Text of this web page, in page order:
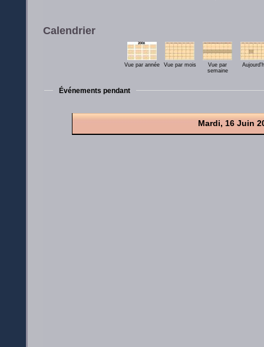
Calendrier
Vue par année Vue par mois
Vue par
semaine
Événements pendant
Mardi, 16 Juin